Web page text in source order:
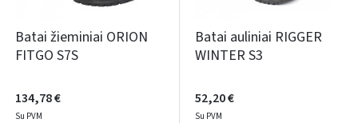
Batai žieminiai ORION
FITGO S7S
134,78 €
Su PVM
Batai auliniai RIGGER
WINTER S3
52,20 €
Su PVM